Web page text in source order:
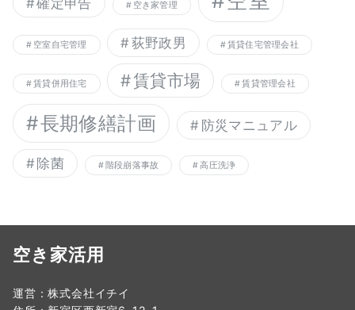
空き家管理
空室自宅管理 荻野政男 賃貸住宅管理会社
賃貸併用住宅 賃貸市場 賃貸管理会社
長期修繕計画 防災マニュアル
除菌 階段崩落事故 高圧洗浄
空き家活用
運営：株式会社イチイ